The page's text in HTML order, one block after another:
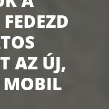
AZ ÚJ,
MOBIL